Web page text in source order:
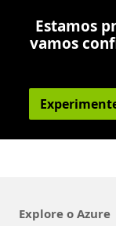
Estamos
vamos
Explore o Azure